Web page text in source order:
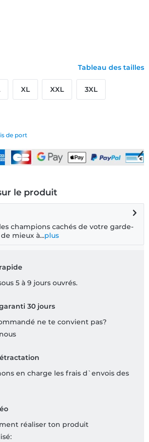
de port
Tableau des tailles
XL XXL 3XL
le produit
champions cachés de votre garde-
mieux à...plus
5 à 9 jours ouvrés.
30 jours
ne te convient pas?
en charge les frais d`envois des
réaliser ton produit